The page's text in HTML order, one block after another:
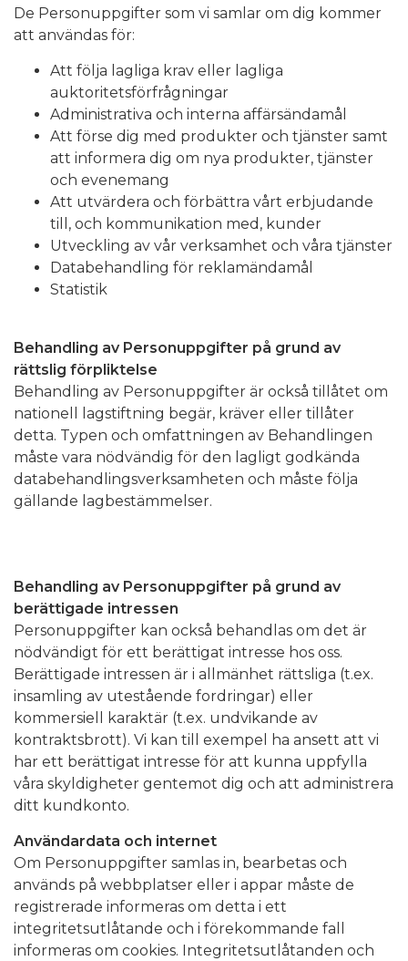
De Personuppgifter som vi samlar om dig kommer
att användas för:
Att följa lagliga krav eller lagliga
auktoritetsförfrågningar
Administrativa och interna affärsändamål
Att förse dig med produkter och tjänster samt
att informera dig om nya produkter, tjänster
och evenemang
Att utvärdera och förbättra vårt erbjudande
till, och kommunikation med, kunder
Utveckling av vår verksamhet och våra tjänster
Databehandling för reklamändamål
Statistik
Behandling av Personuppgifter på grund av
rättslig förpliktelse
Behandling av Personuppgifter är också tillåtet om
nationell lagstiftning begär, kräver eller tillåter
detta. Typen och omfattningen av Behandlingen
måste vara nödvändig för den lagligt godkända
databehandlingsverksamheten och måste följa
gällande lagbestämmelser.
Behandling av Personuppgifter på grund av
berättigade intressen
Personuppgifter kan också behandlas om det är
nödvändigt för ett berättigat intresse hos oss.
Berättigade intressen är i allmänhet rättsliga (t.ex.
insamling av utestående fordringar) eller
kommersiell karaktär (t.ex. undvikande av
kontraktsbrott). Vi kan till exempel ha ansett att vi
har ett berättigat intresse för att kunna uppfylla
våra skyldigheter gentemot dig och att administrera
ditt kundkonto.
Användardata och internet
Om Personuppgifter samlas in, bearbetas och
används på webbplatser eller i appar måste de
registrerade informeras om detta i ett
integritetsutlåtande och i förekommande fall
informeras om cookies. Integritetsutlåtanden och